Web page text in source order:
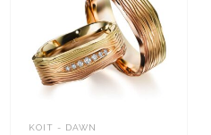
KOIT - DAWN